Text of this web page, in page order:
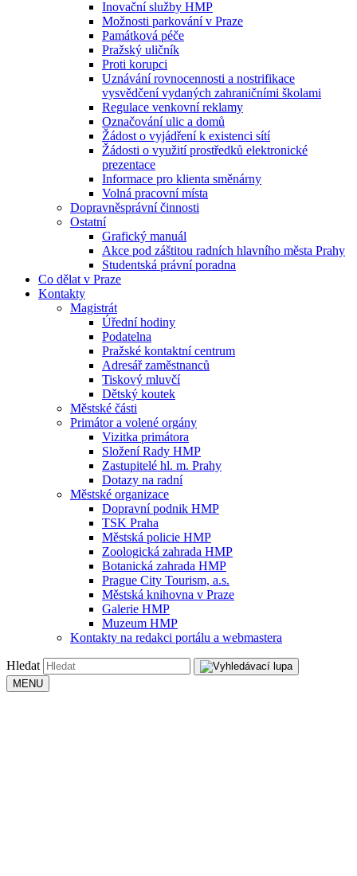
Inovační služby HMP
Možnosti parkování v Praze
Památková péče
Pražský uličník
Proti korupci
Uznávání rovnocennosti a nostrifikace
vysvědčení vydaných zahraničními školami
Regulace venkovní reklamy
Označování ulic a domů
Žádost o vyjádření k existenci sítí
Žádosti o využití prostředků elektronické
prezentace
Informace pro klienta směnárny
Volná pracovní místa
Dopravněsprávní činnosti
Ostatní
Grafický manuál
Akce pod záštitou radních hlavního města Prahy
Studentská právní poradna
Co dělat v Praze
Kontakty
Magistrát
Úřední hodiny
Podatelna
Pražské kontaktní centrum
Adresář zaměstnanců
Tiskový mluvčí
Dětský koutek
Městské části
Primátor a volené orgány
Vizitka primátora
Složení Rady HMP
Zastupitelé hl. m. Prahy
Dotazy na radní
Městské organizace
Dopravní podnik HMP
TSK Praha
Městská policie HMP
Zoologická zahrada HMP
Botanická zahrada HMP
Prague City Tourism, a.s.
Městská knihovna v Praze
Galerie HMP
Muzeum HMP
Kontakty na redakci portálu a webmastera
Hledat
MENU